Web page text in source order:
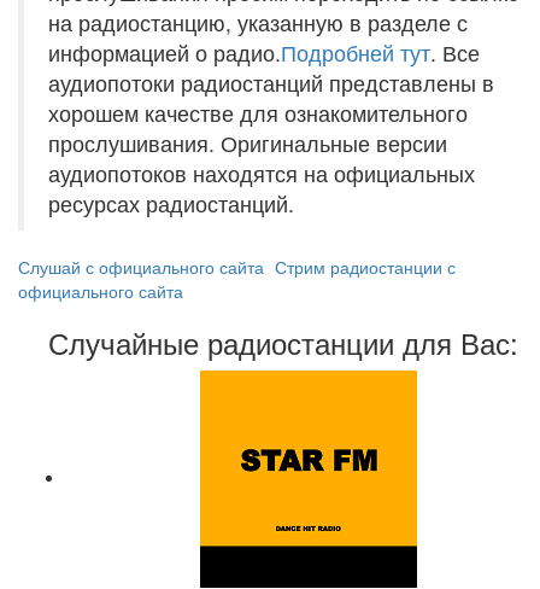
на радиостанцию, указанную в разделе с
информацией о радио.Подробней тут. Все
аудиопотоки радиостанций представлены в
хорошем качестве для ознакомительного
прослушивания. Оригинальные версии
аудиопотоков находятся на официальных
ресурсах радиостанций.
Слушай с официального сайта Стрим радиостанции с
официального сайта
Случайные радиостанции для Вас: